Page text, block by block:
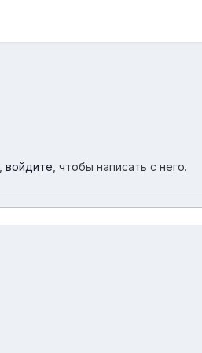
войдите , чтобы написать с него.